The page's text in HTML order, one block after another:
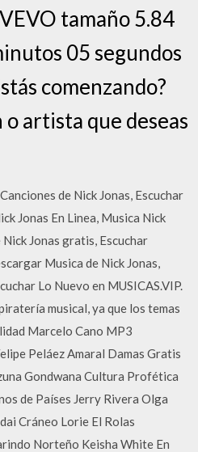
tamaño 5.84
05 segundos
comenzando?
o artista que deseas
de Nick Jonas, Escuchar
Jonas En Linea, Musica Nick
Jonas gratis, Escuchar
Musica de Nick Jonas,
Lo Nuevo en MUSICAS.VIP.
musical, ya que los temas
Marcelo Cano MP3
Peláez Amaral Damas Gratis
Gondwana Cultura Profética
de Países Jerry Rivera Olga
Cráneo Lorie El Rolas
Norteño Keisha White En